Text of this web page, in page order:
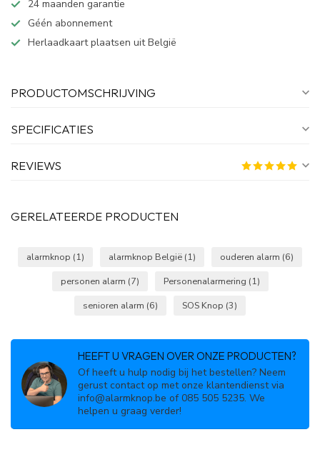
24 maanden garantie
Géén abonnement
Herlaadkaart plaatsen uit België
PRODUCTOMSCHRIJVING
SPECIFICATIES
REVIEWS
GERELATEERDE PRODUCTEN
alarmknop (1) alarmknop België (1) ouderen alarm (6)
personen alarm (7) Personenalarmering (1)
senioren alarm (6) SOS Knop (3)
HEEFT U VRAGEN OVER ONZE PRODUCTEN?
Of heeft u hulp nodig bij het bestellen? Neem
gerust contact op met onze klantendienst via
info@alarmknop.be of 085 505 5235. We
helpen u graag verder!